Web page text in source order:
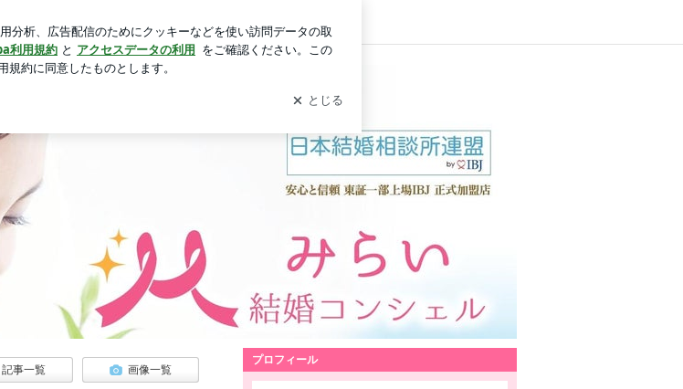
ープ | こじらせ婚活迷子を短期間で劇的に変える奇跡の「みら婚メソッド」
ログイン
える奇跡の「みら婚メソッド」
す。
記事一覧 画像一覧
プロフィール